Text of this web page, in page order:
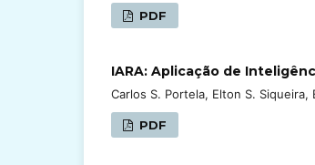
PDF
IARA: Aplicação de
Carlos S. Portela, Elton S.
PDF